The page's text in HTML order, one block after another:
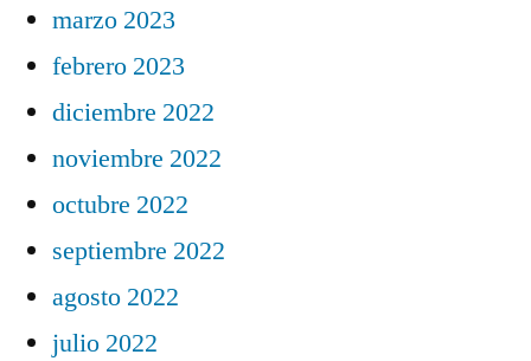
marzo 2023
febrero 2023
diciembre 2022
noviembre 2022
octubre 2022
septiembre 2022
agosto 2022
julio 2022